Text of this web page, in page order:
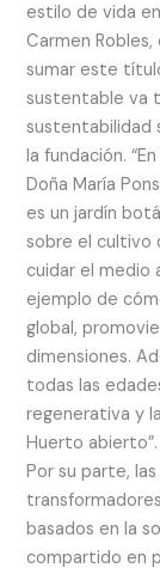
estilo de vida
Carmen
sumar este
sustentable va
sustentabilidad
la fundación.
Doña María
es un jardín
sobre el cultivo
cuidar el medio
ejemplo de
global,
dimensiones.
todas las
regenerativa y
Huerto abierto”.
Por su parte,
basados en la
compartido en